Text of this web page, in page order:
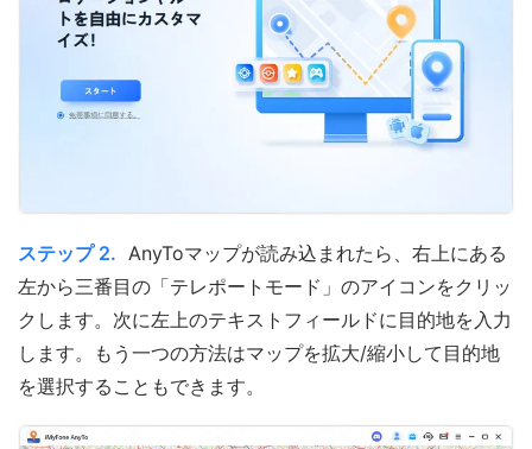
ステップ 2. AnyToマップが読み込まれたら、右上にある
左から三番目の「テレポートモード」のアイコンをクリッ
クします。次に左上のテキストフィールドに目的地を入力
します。もう一つの方法はマップを拡大/縮小して目的地
を選択することもできます。